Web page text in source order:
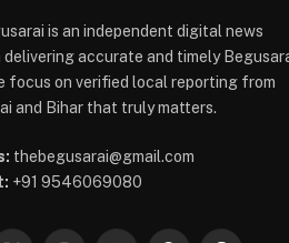
is an independent digital news
accurate and timely
focus on verified local reporting from
and Bihar that truly matters.
thebegusarai@gmail.com
+91 9546069080